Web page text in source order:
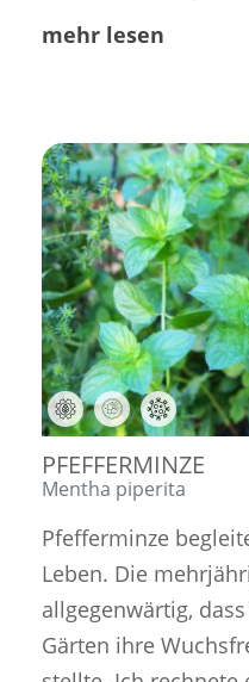
mehr lesen
, ,
PFEFFERMINZE
Mentha piperita
Pfefferminze
Leben. Die
allgegenwärtig,
Gärten ihre